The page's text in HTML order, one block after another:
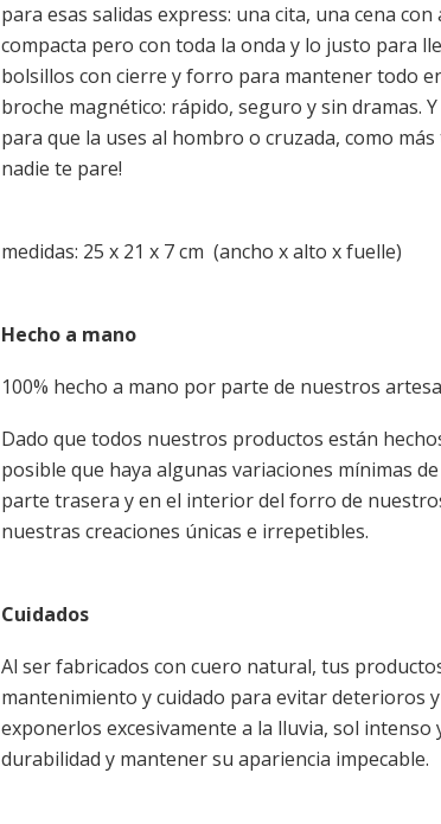
para esas salidas express: una cita, una cena
compacta pero con toda la onda y lo justo para
bolsillos con cierre y forro para mantener todo
broche magnético: rápido, seguro y sin dramas.
para que la uses al hombro o cruzada, como
nadie te pare!
medidas: 25 x 21 x 7 cm (ancho x alto x fuelle)
Hecho a mano
100% hecho a mano por parte de nuestros
Dado que todos nuestros productos están
posible que haya algunas variaciones mínimas
parte trasera y en el interior del forro de
nuestras creaciones únicas e irrepetibles.
Cuidados
Al ser fabricados con cuero natural, tus
mantenimiento y cuidado para evitar deterioros
exponerlos excesivamente a la lluvia, sol
durabilidad y mantener su apariencia impecable.